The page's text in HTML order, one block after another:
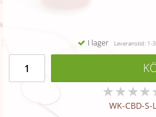
I lager Leveranstid: 1-
★★★★
WK-CBD-S-L